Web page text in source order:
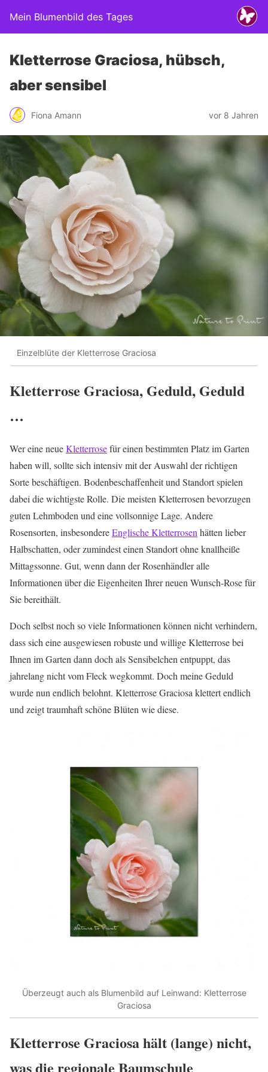
Mein Blumenbild des Tages
Kletterrose Graciosa, hübsch,
aber sensibel
Fiona Amann vor 8 Jahren
Einzelblüte der Kletterrose Graciosa
Kletterrose Graciosa, Geduld, Geduld
…
Wer eine neueKletterrosefür einen bestimmten Platz im Garten
haben will, sollte sich intensiv mit der Auswahl der richtigen
Sorte beschäftigen. Bodenbeschaffenheit und Standort spielen
dabei die wichtigste Rolle. Die meisten Kletterrosen bevorzugen
guten Lehmboden und eine vollsonnige Lage. Andere
Rosensorten, insbesondereEnglische Kletterrosen hätten lieber
Halbschatten, oder zumindest einen Standort ohne knallheiße
Mittagssonne. Gut, wenn dann der Rosenhändler alle
Informationen über die Eigenheiten Ihrer neuen Wunsch-Rose für
Sie bereithält.
Doch selbst noch so viele Informationen können nicht verhindern,
dass sich eine ausgewiesen robuste und willige Kletterrose bei
Ihnen im Garten dann doch als Sensibelchen entpuppt, das
jahrelang nicht vom Fleck wegkommt. Doch meine Geduld
wurde nun endlich belohnt. Kletterrose Graciosa klettert endlich
und zeigt traumhaft schöne Blüten wie diese.
Überzeugt auch als Blumenbild auf Leinwand: Kletterrose
Graciosa
Kletterrose Graciosa hält (lange) nicht,
was die regionale Baumschule